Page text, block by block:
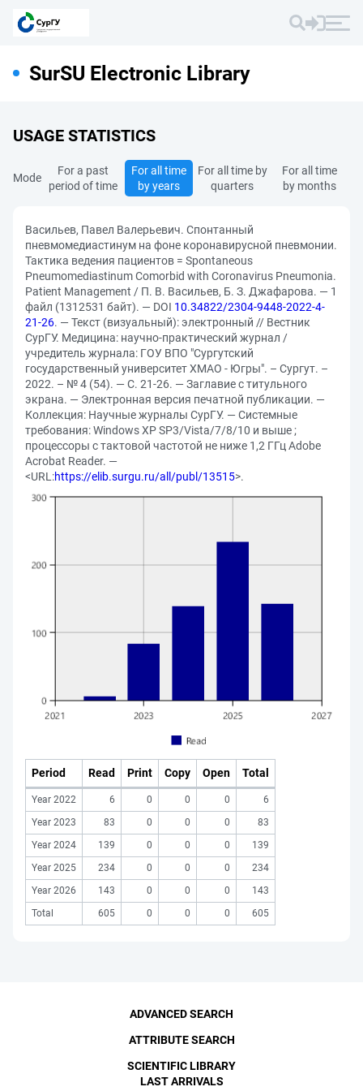
SurSU Electronic Library
USAGE STATISTICS
Mode
For a past
period of time
For all time
by years
For all time by
quarters
For all time
by months
Васильев, Павел Валерьевич. Спонтанный
пневмомедиастинум на фоне коронавирусной пневмонии.
Тактика ведения пациентов = Spontaneous
Pneumomediastinum Comorbid with Coronavirus Pneumonia.
Patient Management / П. В. Васильев, Б. З. Джафарова. — 1
файл (1312531 байт). — DOI 10.34822/2304-9448-2022-4-
21-26. — Текст (визуальный): электронный // Вестник
СурГУ. Медицина: научно-практический журнал /
учредитель журнала: ГОУ ВПО "Сургутский
государственный университет ХМАО - Югры". – Сургут. –
2022. – № 4 (54). — С. 21-26. — Заглавие с титульного
экрана. — Электронная версия печатной публикации. —
Коллекция: Научные журналы СурГУ. — Системные
требования: Windows XP SP3/Vista/7/8/10 и выше ;
процессоры с тактовой частотой не ниже 1,2 ГГц Adobe
Acrobat Reader. —
<URL:https://elib.surgu.ru/all/publ/13515>.
Period Read Print Copy Open Total
Year 2022 6 0 0 0
6
Year 2023
83 0 0 0
83
Year 2024
139 0 0 0
139
Year 2025
234 0 0 0
234
Year 2026
143 0 0 0
143
Total
605 0 0 0 605
ADVANCED SEARCH
ATTRIBUTE SEARCH
SCIENTIFIC LIBRARY
LAST ARRIVALS